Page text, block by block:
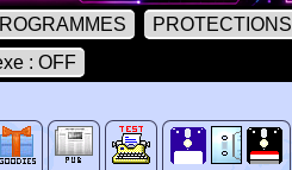
PROTECTIONS
: OFF